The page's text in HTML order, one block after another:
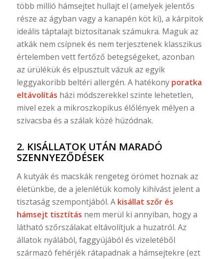
több millió hámsejtet hullajt el (amelyek jelentős
része az ágyban vagy a kanapén köt ki), a kárpitok
ideális táptalajt biztosítanak számukra. Maguk az
atkák nem csípnek és nem terjesztenek klasszikus
értelemben vett fertőző betegségeket, azonban
az ürülékük és elpusztult vázuk az egyik
leggyakoribb beltéri allergén. A hatékony poratka
eltávolítás házi módszerekkel szinte lehetetlen,
mivel ezek a mikroszkopikus élőlények mélyen a
szivacsba és a szálak közé húzódnak.
2. KISÁLLATOK UTÁN MARADÓ
SZENNYEZŐDÉSEK
A kutyák és macskák rengeteg örömet hoznak az
életünkbe, de a jelenlétük komoly kihívást jelent a
tisztaság szempontjából. A kisállat szőr és
hámsejt tisztítás nem merül ki annyiban, hogy a
látható szőrszálakat eltávolítjuk a huzatról. Az
állatok nyálából, faggyújából és vizeletéből
származó fehérjék rátapadnak a hámsejtekre (ezt